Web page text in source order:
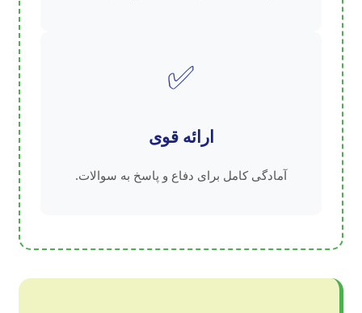
✅
ارائه قوی
آمادگی کامل برای دفاع و پاسخ به سوالات.